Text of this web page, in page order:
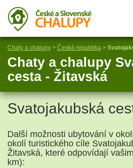
Chaty a chalupy > Česká republika >
Chaty a chalupy
cesta - Žitavská
Svatojakubská
Další možnosti ubytování v
okolí turistického cíle
Žitavská, které odpovídají
km):